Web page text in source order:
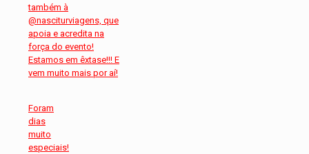
Foram
dias
muito
especiais!